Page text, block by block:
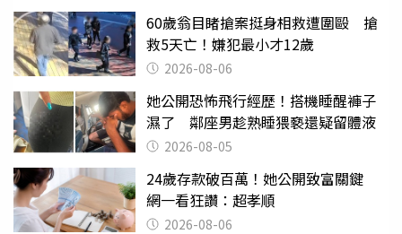
60歲翁目睹搶案挺身相救遭圍毆 搶
救5天亡！嫌犯最小才12歲
2026-08-06
她公開恐怖飛行經歷！搭機睡醒褲子
濕了 鄰座男趁熟睡猥褻還疑留體液
2026-08-05
24歲存款破百萬！她公開致富關鍵
網一看狂讚：超孝順
2026-08-06